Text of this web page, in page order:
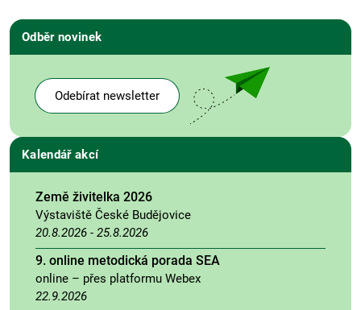
Odběr novinek
Odebírat newsletter
Kalendář akcí
Země živitelka 2026
Výstaviště České Budějovice
20.8.2026 - 25.8.2026
9. online metodická porada SEA
online – přes platformu Webex
22.9.2026